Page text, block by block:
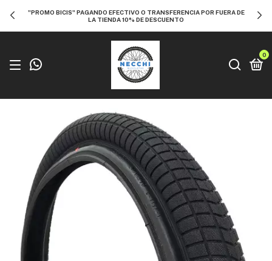
"PROMO BICIS" PAGANDO EFECTIVO O TRANSFERENCIA POR FUERA DE
LA TIENDA 10% DE DESCUENTO
0